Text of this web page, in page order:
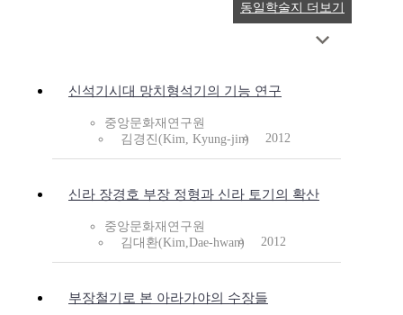
신석기시대 망치형석기의 기능 연구
중앙문화재연구원
김경진(Kim, Kyung-jin)
2012
신라 장경호 부장 정형과 신라 토기의 확산
중앙문화재연구원
김대환(Kim,Dae-hwan)
2012
부장철기로 본 아라가야의 수장들
동일학술지 더보기